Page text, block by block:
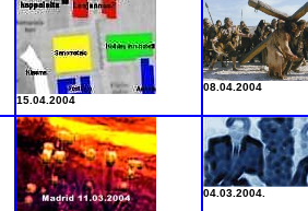
15.04.2004
08.04.2004
04.03.2004.